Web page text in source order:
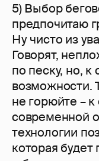
5) Выбор
предпочитаю
Ну чисто из
Говорят,
по песку, но,
возможности.
не горюйте –
современной
технологии
которая будет